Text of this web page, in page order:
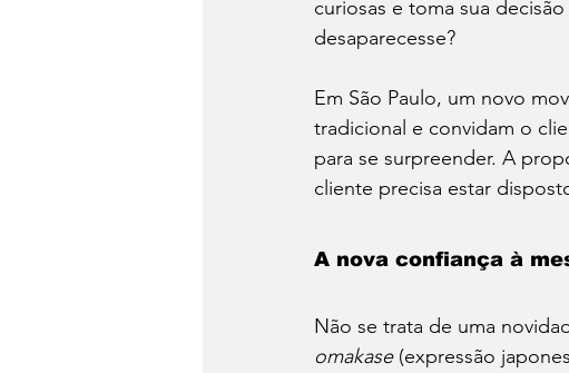
Festa Junina
curiosas e toma sua
desaparecesse?
Em São Paulo, um novo
tradicional e convidam o
para se surpreender. A
cliente precisa estar
A nova confiança à
Não se trata de uma
omakase (expressão